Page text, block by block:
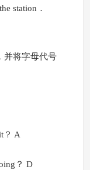
station．
并将字母代号
？ A
？ D